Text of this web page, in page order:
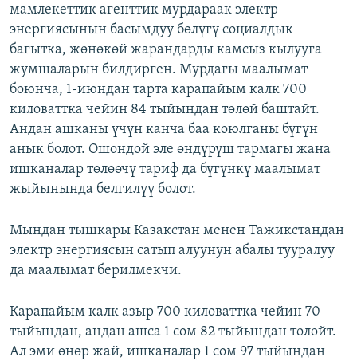
мамлекеттик агенттик мурдараак электр
энергиясынын басымдуу бөлүгү социалдык
багытка, жөнөкөй жарандарды камсыз кылууга
жумшаларын билдирген. Мурдагы маалымат
боюнча, 1-июндан тарта карапайым калк 700
киловаттка чейин 84 тыйындан төлөй баштайт.
Андан ашканы үчүн канча баа коюлганы бүгүн
анык болот. Ошондой эле өндүрүш тармагы жана
ишканалар төлөөчү тариф да бүгүнкү маалымат
жыйынында белгилүү болот.
Мындан тышкары Казакстан менен Тажикстандан
электр энергиясын сатып алуунун абалы тууралуу
да маалымат берилмекчи.
Карапайым калк азыр 700 киловаттка чейин 70
тыйындан, андан ашса 1 сом 82 тыйындан төлөйт.
Ал эми өнөр жай, ишканалар 1 сом 97 тыйындан